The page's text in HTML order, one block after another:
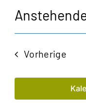
Datum
Vorherige